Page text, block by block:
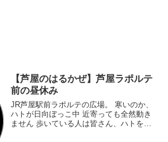
【芦屋のはるかぜ】芦屋ラポルテ
前の昼休み
JR芦屋駅前ラポルテの広場。 寒いのか、
ハトが日向ぼっこ中 近寄っても全然動き
ません 歩いている人は皆さん、ハトを踏